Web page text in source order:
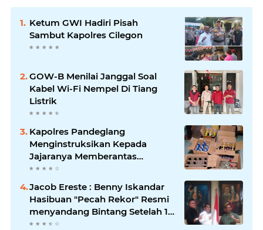
Ketum GWI Hadiri Pisah
Sambut Kapolres Cilegon
GOW-B Menilai Janggal Soal
Kabel Wi-Fi Nempel Di Tiang
Listrik
Kapolres Pandeglang
Menginstruksikan Kepada
Jajaranya Memberantas
Peredaran Miras
Jacob Ereste : Benny Iskandar
Hasibuan "Pecah Rekor" Resmi
menyandang Bintang Setelah 14
Tahun Ngejokrok Berpangjat